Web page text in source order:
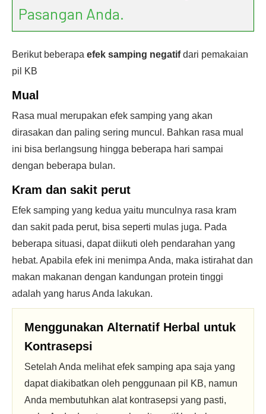
Pasangan Anda.
Berikut beberapa efek samping negatifdari pemakaian
pil KB
Mual
Rasa mual merupakan efek samping yang akan
dirasakan dan paling sering muncul. Bahkan rasa mual
ini bisa berlangsung hingga beberapa hari sampai
dengan beberapa bulan.
Kram dan sakit perut
Efek samping yang kedua yaitu munculnya rasa kram
dan sakit pada perut, bisa seperti mulas juga. Pada
beberapa situasi, dapat diikuti oleh pendarahan yang
hebat. Apabila efek ini menimpa Anda, maka istirahat dan
makan makanan dengan kandungan protein tinggi
adalah yang harus Anda lakukan.
Menggunakan Alternatif Herbal untuk
Kontrasepsi
Setelah Anda melihat efek samping apa saja yang
dapat diakibatkan oleh penggunaan pil KB, namun
Anda membutuhkan alat kontrasepsi yang pasti,